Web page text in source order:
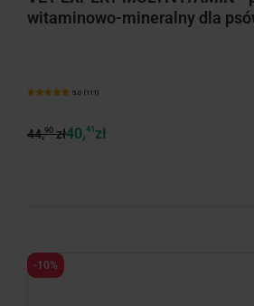
witaminowo-mineralny dla
5.0 (111)
44,90zł40,41 zł
-10%